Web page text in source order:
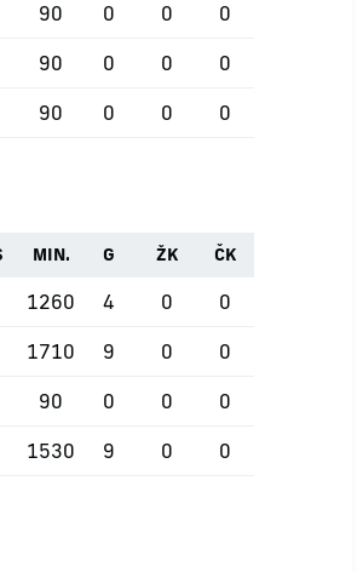
90 0 0 0
90 0 0 0
90 0 0 0
MIN. G ŽK ČK
1260 4 0 0
1710 9 0 0
90 0 0 0
1530 9 0 0